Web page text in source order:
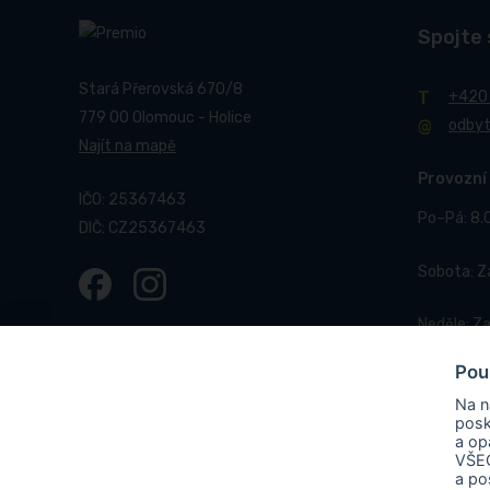
Stará Přerovská 670/8
779 00 Olomouc - Holice
Najít na mapě
IČO: 25367463
DIČ: CZ25367463
Spojte
+420
Provozní
Po–Pá:
Sobota:
Neděle:
Webové stránky
Na
a
a